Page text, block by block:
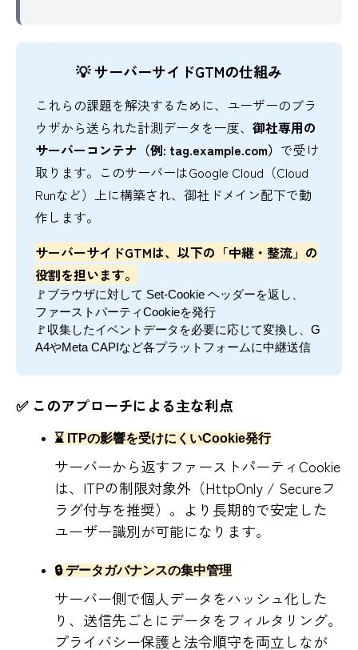
💡 サーバーサイドGTMの仕組み
これらの課題を解決するために、ユーザーのブラ
ウザから送られた計測データを一度、 御社専用の
サーバーコンテナ（例: tag.example.com） で受け
取ります。このサーバーはGoogle Cloud（Cloud
Runなど）上に構築され、御社ドメイン配下で動
作します。
サーバーサイドGTMは、以下の「中継・整流」の
役割を担います。
🚩ブラウザに対して Set-Cookie ヘッダーを返し、
ファーストパーティCookieを発行
🚩収集したイベントデータを必要に応じて変換し、G
A4やMeta CAPIなど各プラットフォームに中継送信
✅ このアプローチによる主な利点
⌛ ITPの影響を受けにくいCookie発行
サーバーから返すファーストパーティCookie
は、ITPの制限対象外（HttpOnly / Secureフ
ラグ付与を推奨）。より長期的で安定した
ユーザー識別が可能になります。
🔒 データガバナンスの集中管理
サーバー側で個人データをハッシュ化した
り、送信先ごとにデータをフィルタリング。
プライバシー保護と法令順守を両立しなが